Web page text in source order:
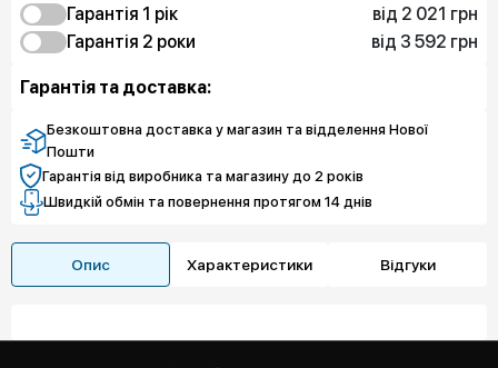
Гарантія 1 рік
від 2 021 грн
Захист від браку
2 021 грн
Гарантія 2 роки
від 3 592 грн
Чистий спокій
Гарантія та доставка:
Безкоштовна доставка у магазин та відделення Нової
Пошти
Гарантія від виробника та магазину до 2 років
Швидкій обмін та повернення протягом 14 днів
Опис Характеристики Відгуки